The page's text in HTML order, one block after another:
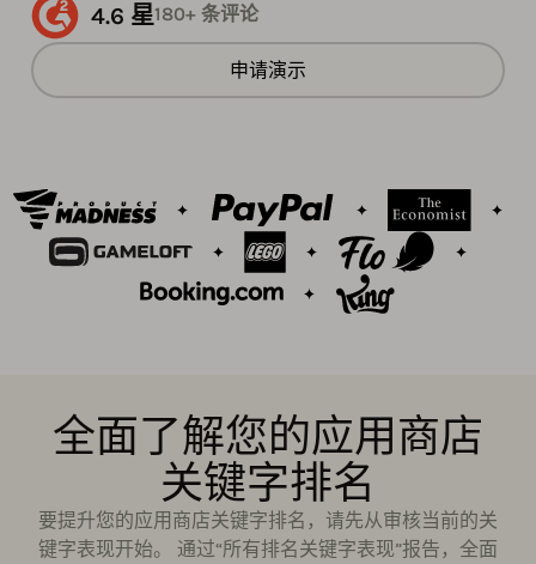
4.6 星180+ 条评论
申请演示
全面了解您的应用商店
关键字排名
要提升您的应用商店关键字排名，请先从审核当前的关
键字表现开始。 通过“所有排名关键字表现”报告，全面